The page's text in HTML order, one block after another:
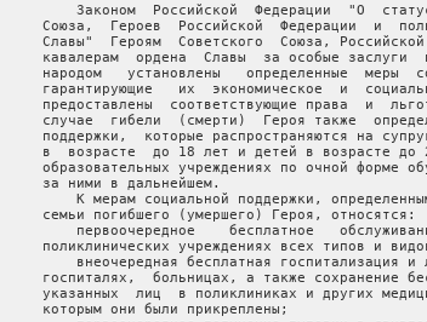
Законом  Российской  Федерации  "О
Союза,  Героев  Российской  Федерации  и
Славы"  Героям  Советского  Союза,
кавалерам  ордена  Славы  за особые заслуги
народом   установлены   определенные  меры
гарантирующие   их  экономическое  и
предоставлены  соответствующие права  и
случае  гибели  (смерти)  Героя также
поддержки,  которые распространяются на
в  возрасте  до 18 лет и детей в возрасте до
образовательных учреждениях по очной форме
   за ними в дальнейшем.
К мерам социальной поддержки,
   семьи погибшего (умершего) Героя, относятся:
первоочередное    бесплатное
поликлинических учреждениях всех типов и
внеочередная бесплатная госпитализация и
госпиталях,  больницах, а также сохранение
указанных  лиц  в поликлиниках и других
   которым они были прикреплены;